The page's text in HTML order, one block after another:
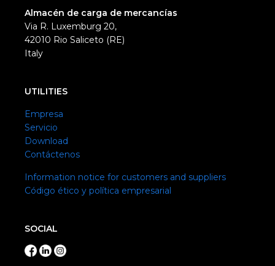
Almacén de carga de mercancías
Via R. Luxemburg 20,
42010 Rio Saliceto (RE)
Italy
UTILITIES
Empresa
Servicio
Download
Contáctenos
Information notice for customers and suppliers
Código ético y política empresarial
SOCIAL